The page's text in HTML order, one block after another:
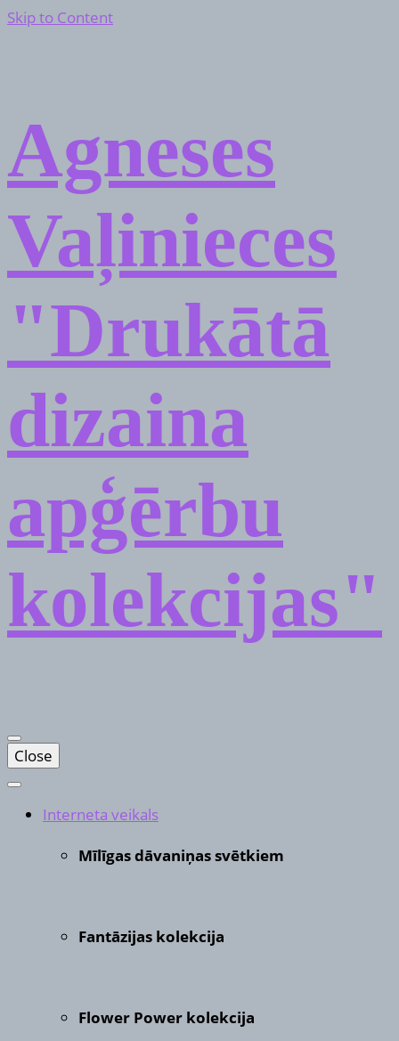
Skip to Content
Agneses
Vaļinieces
"Drukātā
dizaina
apģērbu
kolekcijas"
Close
Interneta veikals
Mīlīgas dāvaniņas svētkiem
Fantāzijas kolekcija
Flower Power kolekcija